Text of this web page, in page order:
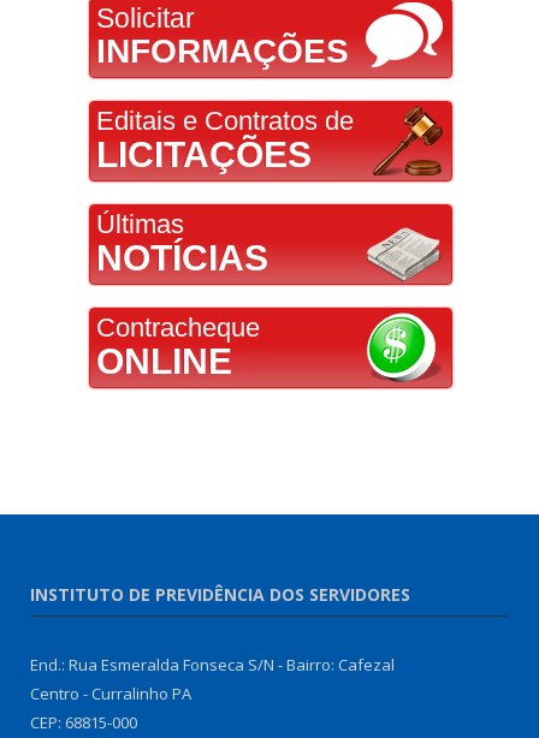
Solicitar
INFORMAÇÕES
Editais e Contratos de
LICITAÇÕES
Últimas
NOTÍCIAS
Contracheque
ONLINE
INSTITUTO DE PREVIDÊNCIA DOS SERVIDORES
End.: Rua Esmeralda Fonseca S/N - Bairro: Cafezal
Centro - Curralinho PA
CEP: 68815-000